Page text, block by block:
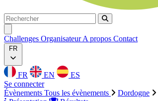
Rechercher
Rechercher
Challenges OrganisateurA propos Contact
FR
FR EN
ES
Se connecter
Évènements Tous les évènements Dordogne